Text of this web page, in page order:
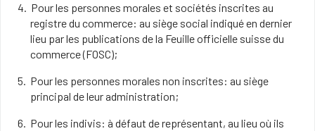
Pour les personnes morales et sociétés inscrites au
registre du commerce: au siège social indiqué en dernier
lieu par les publications de la Feuille officielle suisse du
commerce (FOSC);
Pour les personnes morales non inscrites: au siège
principal de leur administration;
Pour les indivis: à défaut de représentant, au lieu où ils